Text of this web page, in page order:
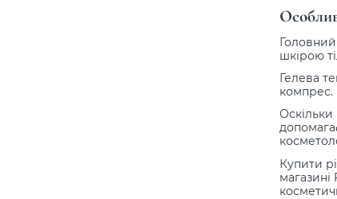
шкірою
Гелева
компрес.
Купити
магазині